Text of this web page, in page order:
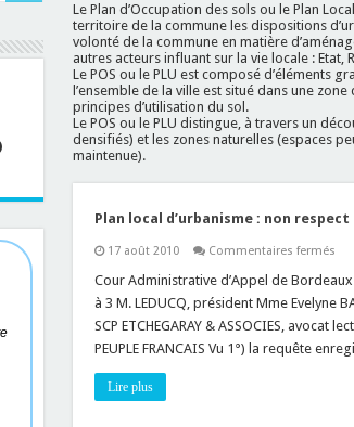
Le Plan d’Occupation des sols ou le Plan
territoire de la commune les dispositions
volonté de la commune en matière
autres acteurs influant sur la vie locale :
Le POS ou le PLU est composé d’éléments
l’ensemble de la ville est situé dans une
principes d’utilisation du sol.
Le POS ou le PLU distingue, à travers un
densifiés) et les zones naturelles (espaces
maintenue).
Plan local d’urbanisme : non respect
17 août 2010 Commentaires ferméssur
:
du
Cour Administrative d’Appel de
à 3 M. LEDUCQ, président Mme Evelyne
SCP ETCHEGARAY & ASSOCIES, avocat
PEUPLE FRANCAIS Vu 1°) la requête
Lire plus